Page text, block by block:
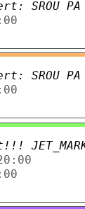
SROU PA
SROU PA